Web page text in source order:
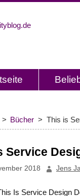
ist
Bücher This is
Service
2018 Jens